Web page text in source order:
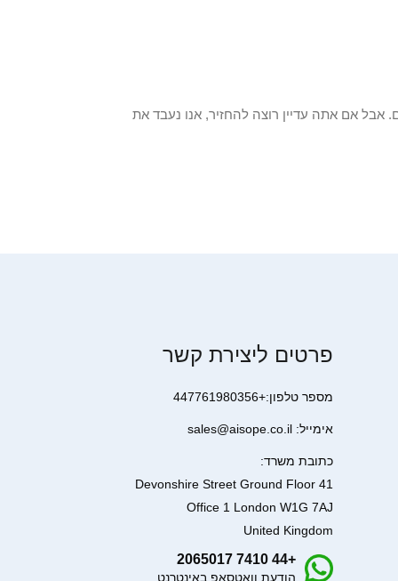
פריט / ים. אבל אם אתה עדיין רוצה להחזיר, אנו נעבד את
פרטים ליצירת קשר
מספר טלפון:+447761980356
אימייל: sales@aisope.co.il
כתובת משרד:
41 Devonshire Street Ground Floor
Office 1 London W1G 7AJ
United Kingdom
+44 7410 2065017
הודעת וואטסאפ באינטרנט